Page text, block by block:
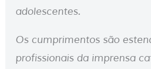
adolescentes.
Os cumprimentos são
profissionais da imprensa